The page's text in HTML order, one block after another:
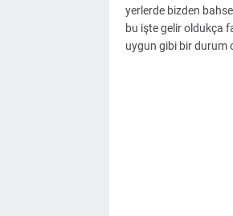
yerlerde bizden
bu işte gelir oldukça
uygun gibi bir durum